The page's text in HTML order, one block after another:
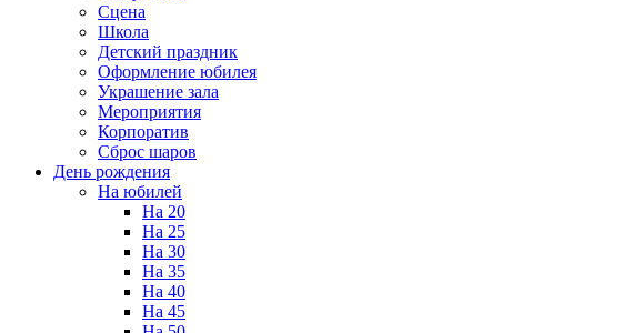
Сцена
Школа
Детский праздник
Оформление юбилея
Украшение зала
Мероприятия
Корпоратив
Сброс шаров
День рождения
На юбилей
На 20
На 25
На 30
На 35
На 40
На 45